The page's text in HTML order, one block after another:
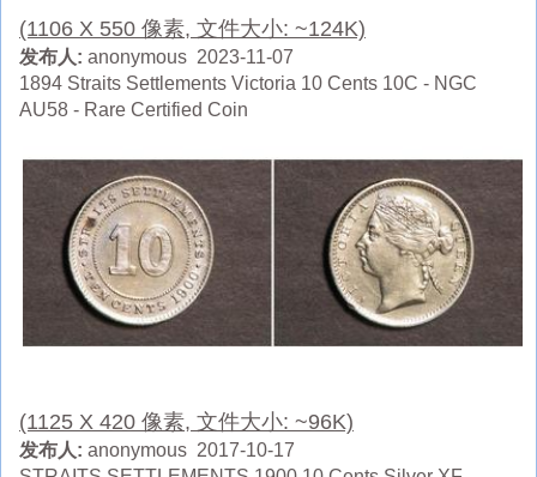
(1106 X 550 像素, 文件大小: ~124K)
发布人: anonymous 2023-11-07
1894 Straits Settlements Victoria 10 Cents 10C - NGC
AU58 - Rare Certified Coin
(1125 X 420 像素, 文件大小: ~96K)
发布人: anonymous 2017-10-17